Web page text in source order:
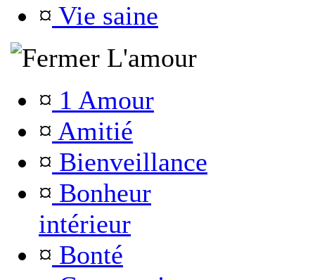
¤ Vie saine
L'amour
¤ 1 Amour
¤ Amitié
¤ Bienveillance
¤ Bonheur
intérieur
¤ Bonté